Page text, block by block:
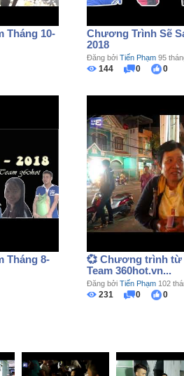
Tháng 10-
Chương Trình Sẽ
2018
Đăng bởi Tiến Phạm95
144 0 0
Tháng 8-
💞 Chương trình từ
Team 360hot.vn...
Đăng bởi Tiến Phạm102
231 0 0